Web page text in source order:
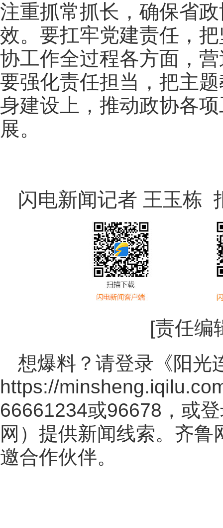
注重抓常抓长，确保省
效。要扛牢党建责任，
协工作全过程各方面，
要强化责任担当，把主
身建设上，推动政协各
展。
闪电新闻记者 王玉栋
[责任编
想爆料？请登录《阳光
https://
66661234或96678，或
网 ）提供新闻线索。齐鲁
邀合作伙伴。